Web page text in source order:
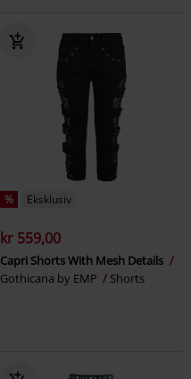
% Eksklusiv
kr 559,00
Capri Shorts With Mesh Details
Gothicana by EMP
Shorts